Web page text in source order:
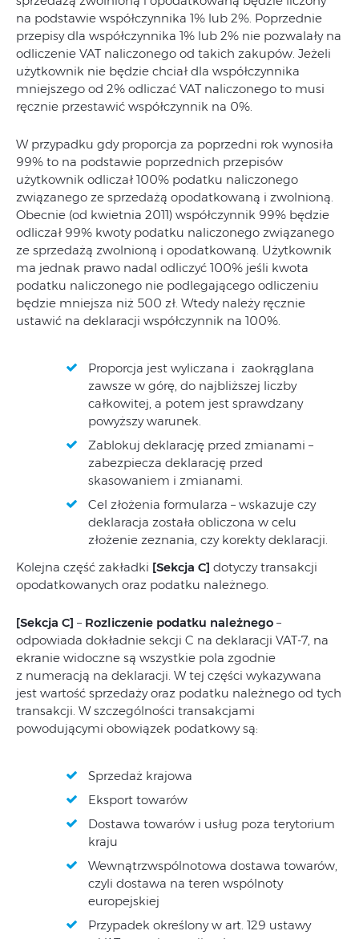
na podstawie współczynnika 1% lub 2%. Poprzednie
przepisy dla współczynnika 1% lub 2% nie pozwalały na
odliczenie VAT naliczonego od takich zakupów. Jeżeli
użytkownik nie będzie chciał dla współczynnika
mniejszego od 2% odliczać VAT naliczonego to musi
ręcznie przestawić współczynnik na 0%.
W przypadku gdy proporcja za poprzedni rok wynosiła
99% to na podstawie poprzednich przepisów
użytkownik odliczał 100% podatku naliczonego
związanego ze sprzedażą opodatkowaną i zwolnioną.
Obecnie (od kwietnia 2011) współczynnik 99% będzie
odliczał 99% kwoty podatku naliczonego związanego
ze sprzedażą zwolnioną i opodatkowaną. Użytkownik
ma jednak prawo nadal odliczyć 100% jeśli kwota
podatku naliczonego nie podlegającego odliczeniu
będzie mniejsza niż 500 zł. Wtedy należy ręcznie
ustawić na deklaracji współczynnik na 100%.
Proporcja jest wyliczana i zaokrąglana
zawsze w górę, do najbliższej liczby
całkowitej, a potem jest sprawdzany
powyższy warunek.
Zablokuj deklarację przed zmianami –
zabezpiecza deklarację przed
skasowaniem i zmianami.
Cel złożenia formularza – wskazuje czy
deklaracja została obliczona w celu
złożenie zeznania, czy korekty deklaracji.
Kolejna część zakładki [Sekcja C] dotyczy transakcji
opodatkowanych oraz podatku należnego.
[Sekcja C] – Rozliczenie podatku należnego –
odpowiada dokładnie sekcji C na deklaracji VAT-7, na
ekranie widoczne są wszystkie pola zgodnie
z numeracją na deklaracji. W tej części wykazywana
jest wartość sprzedaży oraz podatku należnego od tych
transakcji. W szczególności transakcjami
powodującymi obowiązek podatkowy są:
Sprzedaż krajowa
Eksport towarów
Dostawa towarów i usług poza terytorium
kraju
Wewnątrzwspólnotowa dostawa towarów,
czyli dostawa na teren wspólnoty
europejskiej
Przypadek określony w art. 129 ustawy